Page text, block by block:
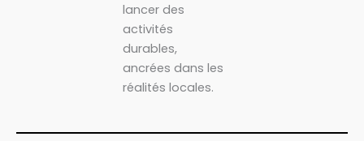
lancer des
activités
durables,
ancrées dans les
réalités locales.